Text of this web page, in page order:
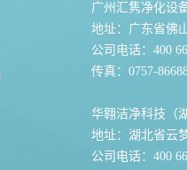
广州汇隽净化设
地址：广东省佛
公司电话：400
传真：0757-
华翱洁净科技（
地址：湖北省云
公司电话：400